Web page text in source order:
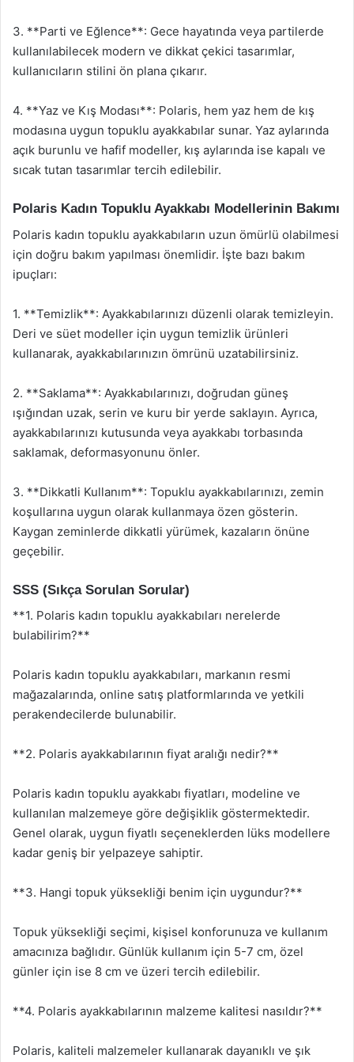
3. **Parti ve Eğlence**: Gece hayatında veya partilerde
kullanılabilecek modern ve dikkat çekici tasarımlar,
kullanıcıların stilini ön plana çıkarır.
4. **Yaz ve Kış Modası**: Polaris, hem yaz hem de kış
modasına uygun topuklu ayakkabılar sunar. Yaz aylarında
açık burunlu ve hafif modeller, kış aylarında ise kapalı ve
sıcak tutan tasarımlar tercih edilebilir.
Polaris Kadın Topuklu Ayakkabı Modellerinin Bakımı
Polaris kadın topuklu ayakkabıların uzun ömürlü olabilmesi
için doğru bakım yapılması önemlidir. İşte bazı bakım
ipuçları:
1. **Temizlik**: Ayakkabılarınızı düzenli olarak temizleyin.
Deri ve süet modeller için uygun temizlik ürünleri
kullanarak, ayakkabılarınızın ömrünü uzatabilirsiniz.
2. **Saklama**: Ayakkabılarınızı, doğrudan güneş
ışığından uzak, serin ve kuru bir yerde saklayın. Ayrıca,
ayakkabılarınızı kutusunda veya ayakkabı torbasında
saklamak, deformasyonunu önler.
3. **Dikkatli Kullanım**: Topuklu ayakkabılarınızı, zemin
koşullarına uygun olarak kullanmaya özen gösterin.
Kaygan zeminlerde dikkatli yürümek, kazaların önüne
geçebilir.
SSS (Sıkça Sorulan Sorular)
**1. Polaris kadın topuklu ayakkabıları nerelerde
bulabilirim?**
Polaris kadın topuklu ayakkabıları, markanın resmi
mağazalarında, online satış platformlarında ve yetkili
perakendecilerde bulunabilir.
**2. Polaris ayakkabılarının fiyat aralığı nedir?**
Polaris kadın topuklu ayakkabı fiyatları, modeline ve
kullanılan malzemeye göre değişiklik göstermektedir.
Genel olarak, uygun fiyatlı seçeneklerden lüks modellere
kadar geniş bir yelpazeye sahiptir.
**3. Hangi topuk yüksekliği benim için uygundur?**
Topuk yüksekliği seçimi, kişisel konforunuza ve kullanım
amacınıza bağlıdır. Günlük kullanım için 5-7 cm, özel
günler için ise 8 cm ve üzeri tercih edilebilir.
**4. Polaris ayakkabılarının malzeme kalitesi nasıldır?**
Polaris, kaliteli malzemeler kullanarak dayanıklı ve şık